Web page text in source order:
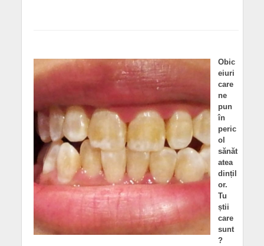
Obic
eiuri
care
ne
pun
în
peric
ol
sănăt
atea
dințil
or.
Tu
știi
care
sunt
?